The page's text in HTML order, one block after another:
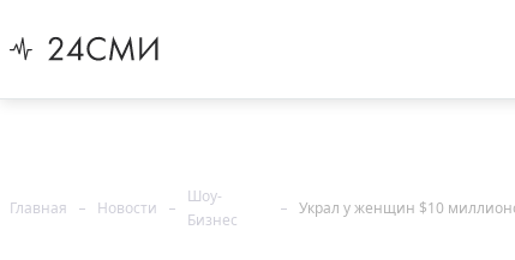
Главная Новости
Шоу-
Бизнес